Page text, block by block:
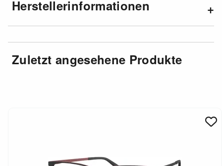
Herstellerinformationen
Zuletzt angesehene Produkte